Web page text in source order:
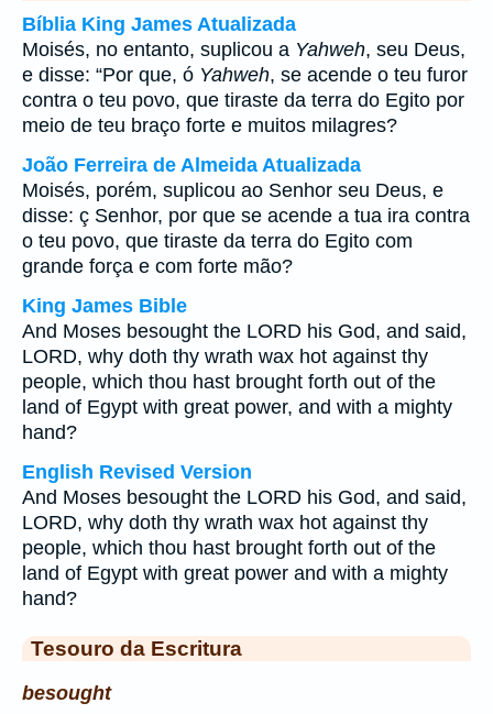
Bíblia King James Atualizada
Moisés, no entanto, suplicou a Yahweh, seu Deus,
e disse: “Por que, ó Yahweh, se acende o teu furor
contra o teu povo, que tiraste da terra do Egito por
meio de teu braço forte e muitos milagres?
João Ferreira de Almeida Atualizada
Moisés, porém, suplicou ao Senhor seu Deus, e
disse: ç Senhor, por que se acende a tua ira contra
o teu povo, que tiraste da terra do Egito com
grande força e com forte mão?
King James Bible
And Moses besought the LORD his God, and said,
LORD, why doth thy wrath wax hot against thy
people, which thou hast brought forth out of the
land of Egypt with great power, and with a mighty
hand?
English Revised Version
And Moses besought the LORD his God, and said,
LORD, why doth thy wrath wax hot against thy
people, which thou hast brought forth out of the
land of Egypt with great power and with a mighty
hand?
Tesouro da Escritura
besought